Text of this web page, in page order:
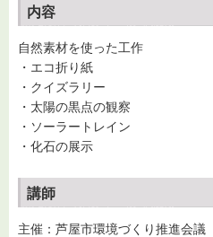
内容
自然素材を使った工作
・エコ折り紙
・クイズラリー
・太陽の黒点の観察
・ソーラートレイン
・化石の展示
講師
主催：芦屋市環境づくり推進会議